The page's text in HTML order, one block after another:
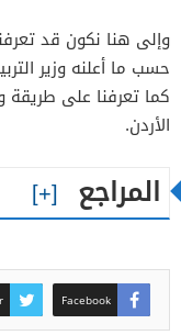
وإلى هنا نكون قد
حسب ما أعلنه وزير
كما تعرفنا على طريقة
الأردن.
المراجع
Facebook